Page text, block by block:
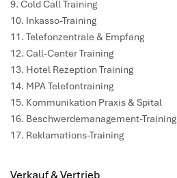
Cold Call Training
Inkasso-Training
Telefonzentrale & Empfang
Call-Center Training
Hotel Rezeption Training
MPA Telefontraining
Kommunikation Praxis & Spital
Beschwerdemanagement-Training
Reklamations-Training
Verkauf & Vertrieb